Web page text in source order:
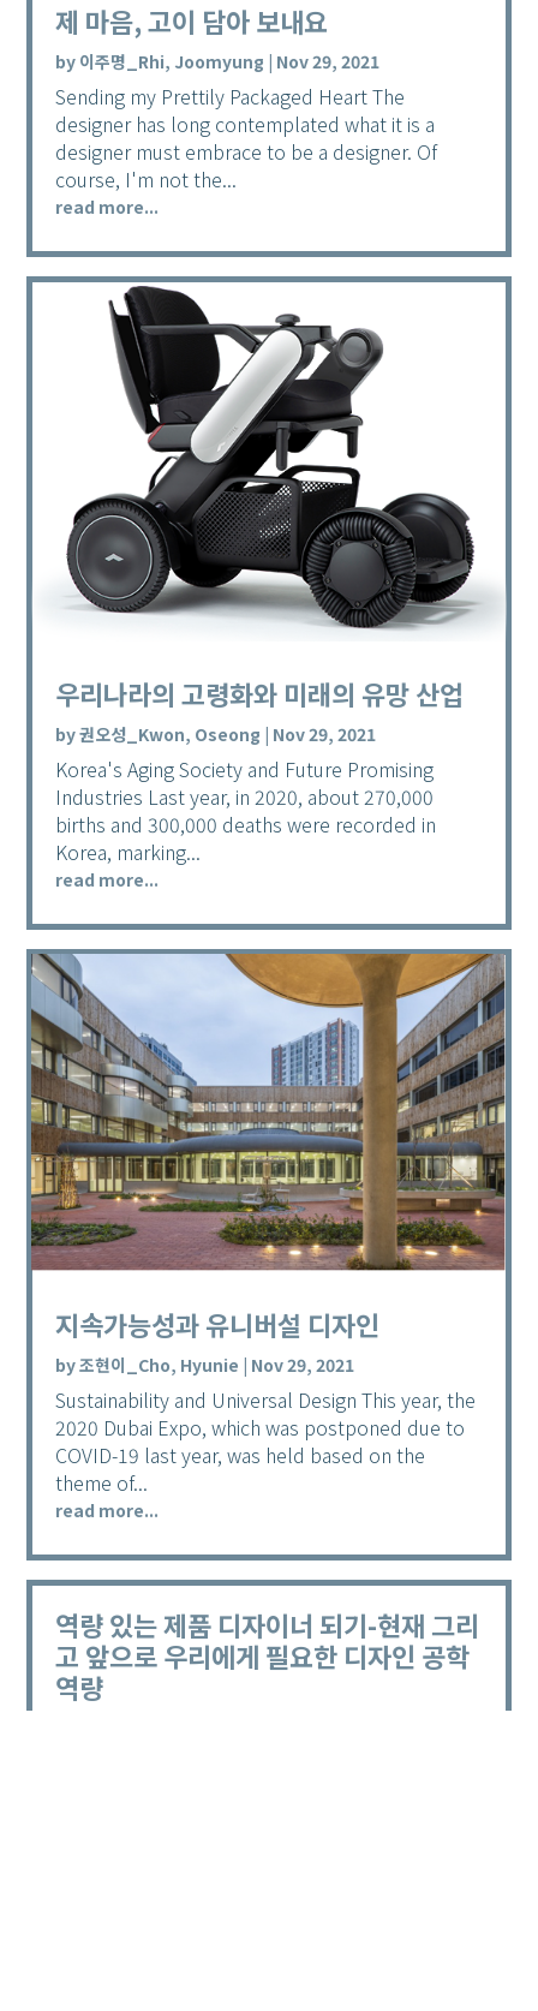
제 마음, 고이 담아 보내요
by 이주명_Rhi, Joomyung | Nov 29, 2021
Sending my Prettily Packaged Heart The
designer has long contemplated what it is a
designer must embrace to be a designer. Of
course, I'm not the...
read more...
우리나라의 고령화와 미래의 유망 산업
by권오성_Kwon, Oseong | Nov 29, 2021
Korea's Aging Society and Future Promising
Industries Last year, in 2020, about 270,000
births and 300,000 deaths were recorded in
Korea, marking...
read more...
지속가능성과 유니버설 디자인
by조현이_Cho, Hyunie | Nov 29, 2021
Sustainability and Universal Design This year, the
2020 Dubai Expo, which was postponed due to
COVID-19 last year, was held based on the
theme of...
read more...
역량 있는 제품 디자이너 되기-현재 그리
고 앞으로 우리에게 필요한 디자인 공학
역량